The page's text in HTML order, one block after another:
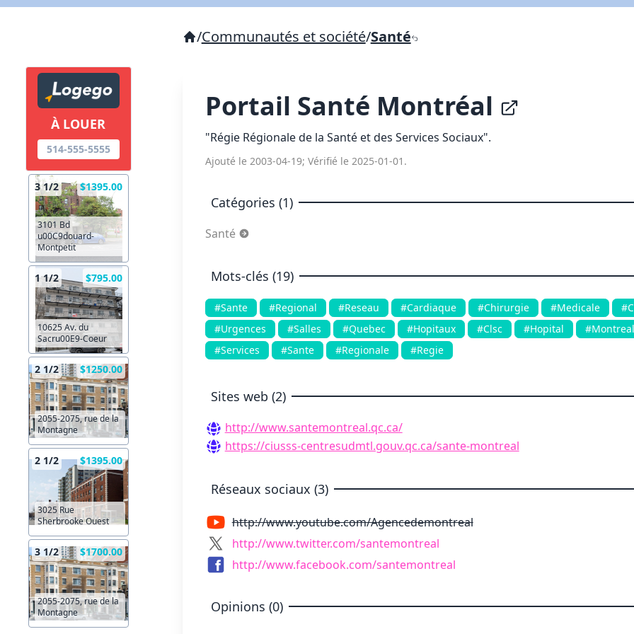
À LOUER
514-555-5555
3 1/2 $1395.00
3101 Bd
u00C9douard-
Montpetit
1 1/2 $795.00
10625 Av. du
Sacru00E9-Coeur
2 1/2 $1250.00
2055-2075, rue de la
Montagne
2 1/2 $1395.00
3025 Rue
Sherbrooke Ouest
3 1/2 $1700.00
2055-2075, rue de la
Montagne
/Communautés et société/Santé
Portail Santé Montréal
"Régie Régionale de la Santé et des Services Sociaux".
Ajouté le 2003-04-19; Vérifié le 2025-01-01.
Catégories (1)
Santé
Mots-clés (19)
#Sante #Regional #Reseau #Cardiaque #Chirurgie #Medicale
#Urgences
#Salles #Quebec #Hopitaux #Clsc #Hopital #Montreal
#Services
#Sante #Regionale #Regie
Sites web (2)
http://www.santemontreal.qc.ca/
https://ciusss-centresudmtl.gouv.qc.ca/sante-montreal
Réseaux sociaux (3)
http://www.youtube.com/Agencedemontreal
http://www.twitter.com/santemontreal
http://www.facebook.com/santemontreal
Opinions (0)
X Fermer